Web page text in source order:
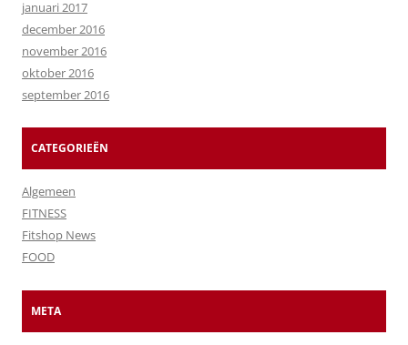
januari 2017
december 2016
november 2016
oktober 2016
september 2016
CATEGORIEËN
Algemeen
FITNESS
Fitshop News
FOOD
META